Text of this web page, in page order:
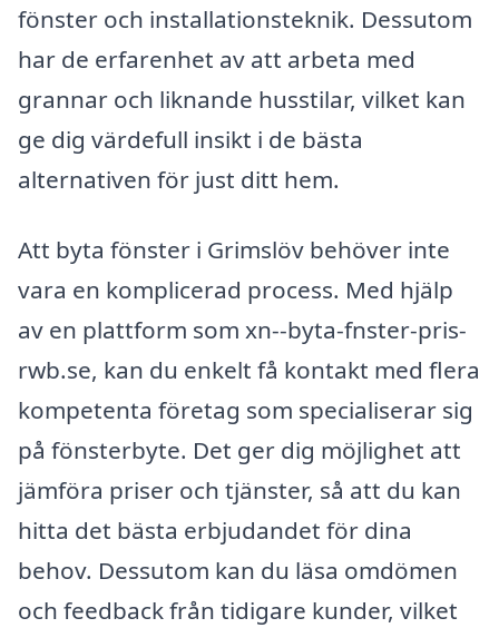
fönster och installationsteknik. Dessutom
har de erfarenhet av att arbeta med
grannar och liknande husstilar, vilket kan
ge dig värdefull insikt i de bästa
alternativen för just ditt hem.
Att byta fönster i Grimslöv behöver inte
vara en komplicerad process. Med hjälp
av en plattform som xn--byta-fnster-pris-
rwb.se, kan du enkelt få kontakt med flera
kompetenta företag som specialiserar sig
på fönsterbyte. Det ger dig möjlighet att
jämföra priser och tjänster, så att du kan
hitta det bästa erbjudandet för dina
behov. Dessutom kan du läsa omdömen
och feedback från tidigare kunder, vilket